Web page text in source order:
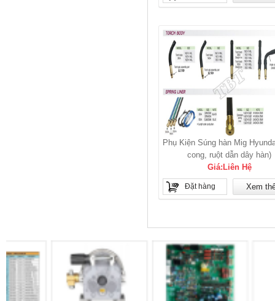
Phụ Kiện Súng hàn Mig
cong, ruột dẫn dây hàn)
Giá:Liên Hệ
Đặt hàng Xem